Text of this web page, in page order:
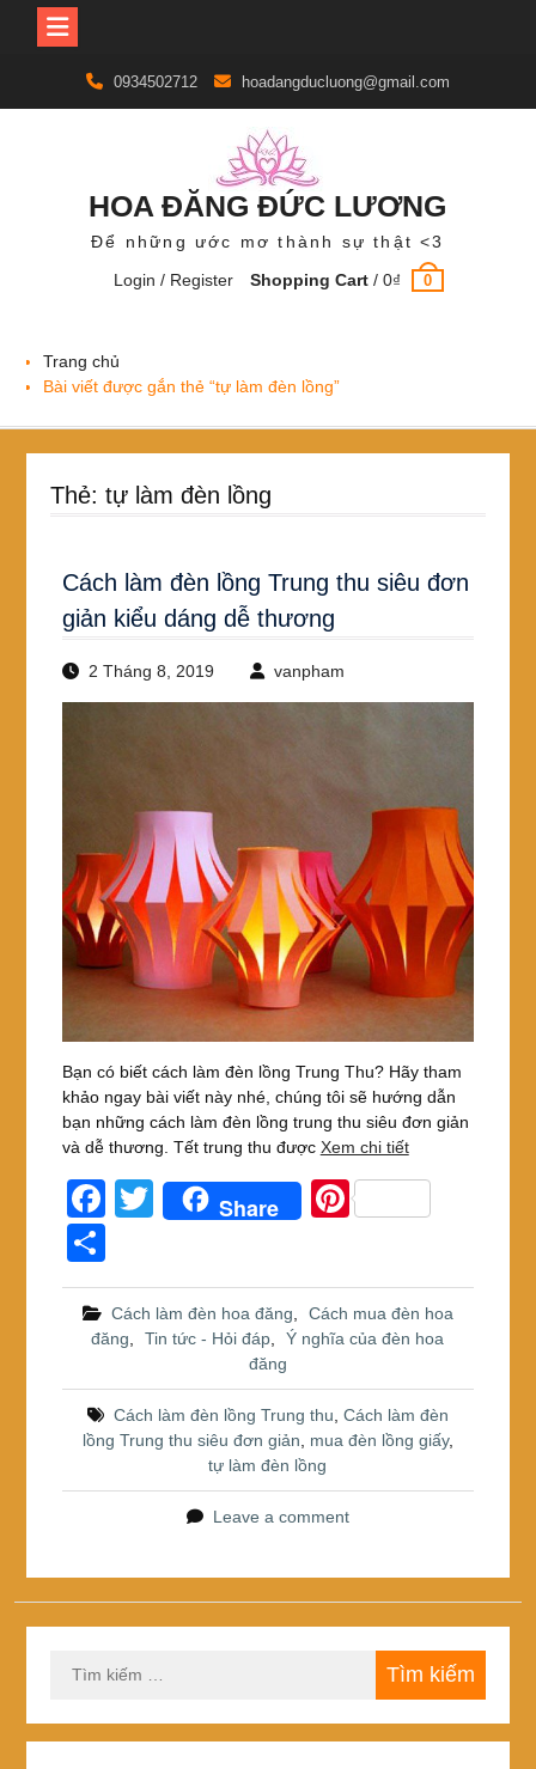
content
0934502712 hoadangducluong@gmail.com
HOA ĐĂNG ĐỨC LƯƠNG
Để những ước mơ thành sự thật <3
Login / Register
Shopping Cart /0₫ 0
Trang chủ
Bài viết được gắn thẻ “tự làm đèn lồng”
Thẻ: tự làm đèn lồng
Cách làm đèn lồng Trung thu siêu đơn
giản kiểu dáng dễ thương
2 Tháng 8, 2019 vanpham
Bạn có biết cách làm đèn lồng Trung Thu? Hãy tham
khảo ngay bài viết này nhé, chúng tôi sẽ hướng dẫn
bạn những cách làm đèn lồng trung thu siêu đơn giản
và dễ thương. Tết trung thu được Xem chi tiết
F
a
c
e
b
o
o
T
er
Share
Pi
e
st
h
ar
e
Cách làm đèn hoa đăng
Cách mua đèn hoa
đăng
Tin tức - Hỏi đáp
Ý nghĩa của đèn hoa
đăng
Cách làm đèn lồng Trung thu Cách làm đèn
lồng Trung thu siêu đơn giản
mua đèn lồng giấy,
tự làm đèn lồng
Leave a comment
kiếm